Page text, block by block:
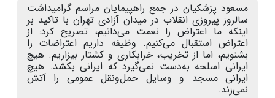
مسعود پزشکیان در جمع راهپیمایان مراسم گرامیداشت
سالروز پیروزی انقلاب در میدان آزادی تهران با تاکید بر
اینکه ما اعتراض را نعمت می‌دانیم، تصریح کرد: از
اعتراض استقبال می‌کنیم. وظیفه داریم اعتراضات را
بشنویم، اما از تخریب، خرابکاری و کشتار بیزاریم. هیچ
ایرانی اسلحه به‌دست نمی‌گیرد که ایرانی بکشد. هیچ
ایرانی مسجد و وسایل حمل‌ونقل عمومی را آتش
نمی‌زند.